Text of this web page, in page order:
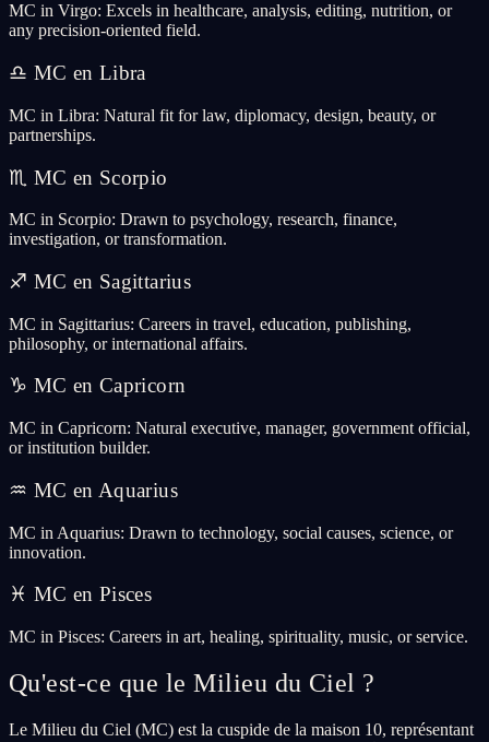
MC in Virgo: Excels in healthcare, analysis, editing, nutrition, or
any precision-oriented field.
♎ MC en Libra
MC in Libra: Natural fit for law, diplomacy, design, beauty, or
partnerships.
♏ MC en Scorpio
MC in Scorpio: Drawn to psychology, research, finance,
investigation, or transformation.
♐ MC en Sagittarius
MC in Sagittarius: Careers in travel, education, publishing,
philosophy, or international affairs.
♑ MC en Capricorn
MC in Capricorn: Natural executive, manager, government official,
or institution builder.
♒ MC en Aquarius
MC in Aquarius: Drawn to technology, social causes, science, or
innovation.
♓ MC en Pisces
MC in Pisces: Careers in art, healing, spirituality, music, or service.
Qu'est-ce que le Milieu du Ciel ?
Le Milieu du Ciel (MC) est la cuspide de la maison 10, représentant